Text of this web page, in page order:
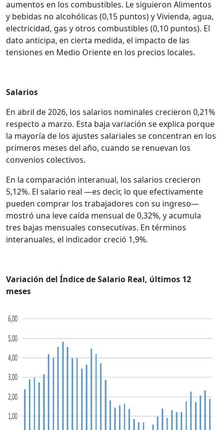
aumentos en los combustibles. Le siguieron Alimentos
y bebidas no alcohólicas (0,15 puntos) y Vivienda, agua,
electricidad, gas y otros combustibles (0,10 puntos). El
dato anticipa, en cierta medida, el impacto de las
tensiones en Medio Oriente en los precios locales.
Salarios
En abril de 2026, los salarios nominales crecieron 0,21%
respecto a marzo. Esta baja variación se explica porque
la mayoría de los ajustes salariales se concentran en los
primeros meses del año, cuando se renuevan los
convenios colectivos.
En la comparación interanual, los salarios crecieron
5,12%. El salario real —es decir, lo que efectivamente
pueden comprar los trabajadores con su ingreso—
mostró una leve caída mensual de 0,32%, y acumula
tres bajas mensuales consecutivas. En términos
interanuales, el indicador creció 1,9%.
Variación del Índice de Salario Real, últimos 12
meses